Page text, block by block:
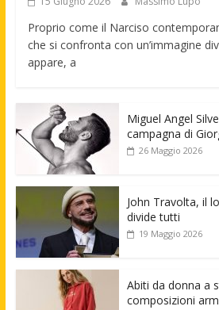
Proprio come il Narciso
che si confronta con un’immagine
appare, a
Miguel Angel
campagna di
26 Maggio 2026
John Travolta, il
divide tutti
19 Maggio 2026
Abiti da donna a
composizioni